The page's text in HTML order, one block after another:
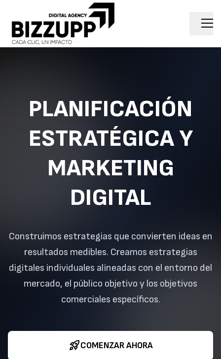
PLANIFICACIÓN
ESTRATÉGICA Y
MARKETING
DIGITAL
Construimos estrategias que convierten ideas en
resultados medibles. Creamos estrategias
digitales individuales alineadas con el entorno del
mercado, el público objetivo y los objetivos
comerciales específicos.
rocket_launchCOMENZAR AHORA